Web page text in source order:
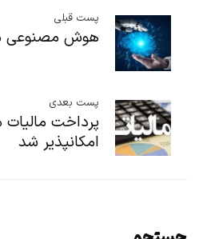
پست قبلی
هوش مصنوعی
پست بعدی
امکانپذیر شد